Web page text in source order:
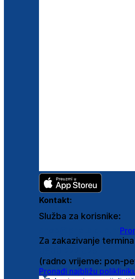
Kontakt:
Služba za korisnike:
Za zakazivanje
(radno vrijeme: pon-
Pronađi najbližu